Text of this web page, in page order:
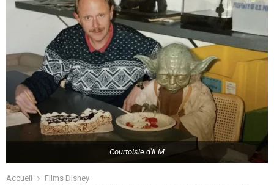
Courtoisie d'ILM
Accueil
Films Disney